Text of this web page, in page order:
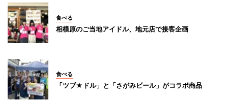
食べる
相模原のご当地アイドル、地元店で接客企画
食べる
「ツブ★ドル」と「さがみビール」がコラボ商品